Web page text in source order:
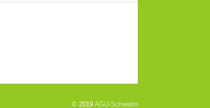
© 2019 AGU-Schwelm